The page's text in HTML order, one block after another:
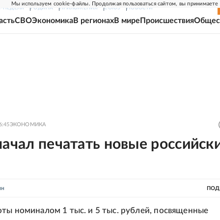
Мы используем cookie-файлы. Продолжая пользоваться сайтом, вы принимаете
НЕДЕЛЯ РОДИНА ПРИЛОЖЕНИЯ СОЮЗ НОВОСТИ
СВОЭкономикаВ регионахВ мире Происшествия
ЭКОНОМИКА
печатать новые
номиналом 1 тыс. и 5 тыс. рублей, посвященные